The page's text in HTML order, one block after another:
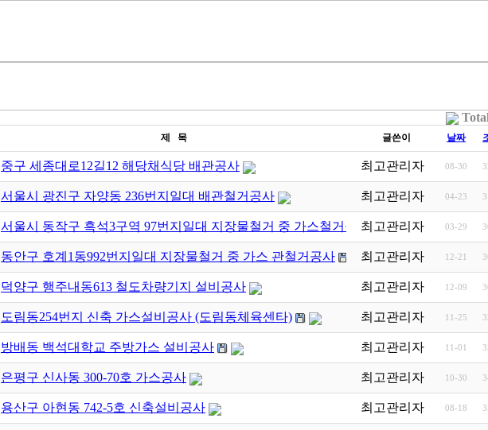
제 목 글쓴이 날짜
중구 세종대로12길12 해당채식당 배관공사 최고관리자 08-30
서울시 광진구 자양동 236번지일대 배관철거공사 최고관리자 04-23
서울시 동작구 흑석3구역 97번지일대 지장물철거 중 가스철거공…최고관리자 03-29
동안구 호계1동992번지일대 지장물철거 중 가스 관철거공사 최고관리자 12-21
덕양구 행주내동613 철도차량기지 설비공사 최고관리자 12-09
도림동254번지 신축 가스설비공사 (도림동체육센타) 최고관리자 11-25
방배동 백석대학교 주방가스 설비공사 최고관리자 11-01
은평구 신사동 300-70호 가스공사 최고관리자 10-30
용산구 아현동 742-5호 신축설비공사 최고관리자 08-18